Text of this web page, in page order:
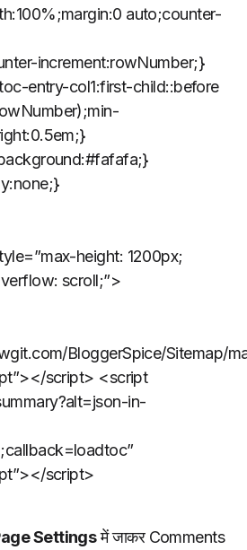
auto;counter-
increment:rowNumber;}
entry-col1:first-child::before
height: 1200px;
scroll;”>
BloggerSpice/Sitemap/
script> <script
in-
script>
Settingsमें जाकर Comments